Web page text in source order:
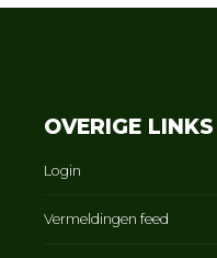
OVERIGE LINKS
Login
Vermeldingen feed